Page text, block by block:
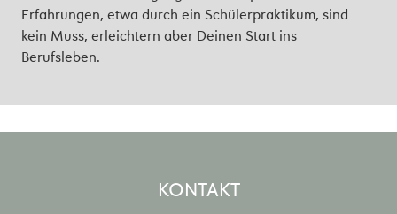
Erfahrungen, etwa durch ein Schülerpraktikum, sind
kein Muss, erleichtern aber Deinen Start ins
Berufsleben.
KONTAKT